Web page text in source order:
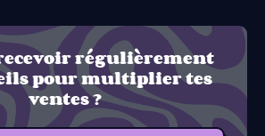
régulièrement
pour multiplier tes
ventes ?